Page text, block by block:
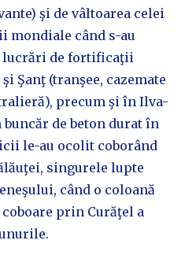
şi de vâltoarea celei
mondiale când s-au
lucrări de fortificaţii
Şanţ (tranşee, cazemate
precum şi în Ilva-
de beton durat în
le-au ocolit coborând
singurele lupte
când o coloană
prin Curăţel a